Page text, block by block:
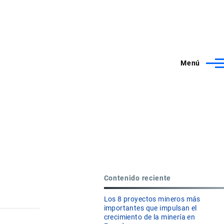
Menú
Contenido reciente
Los 8 proyectos mineros más
importantes que impulsan el
crecimiento de la minería en